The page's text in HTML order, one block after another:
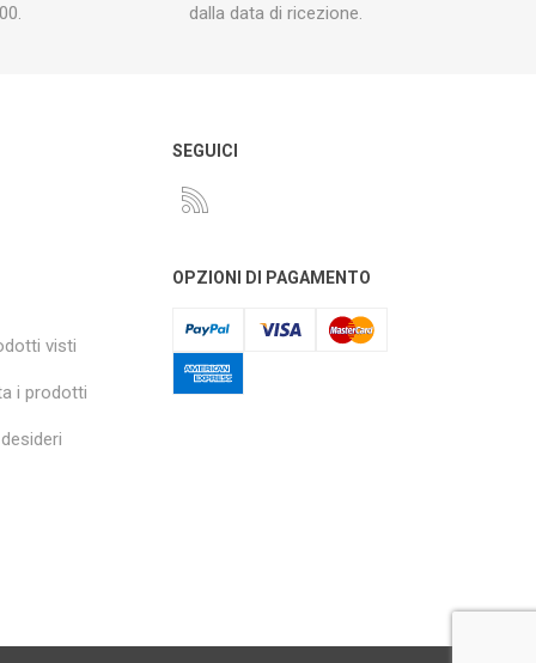
dalla data di ricezione.
visti
i prodotti
SEGUICI
OPZIONI DI PAGAMENTO